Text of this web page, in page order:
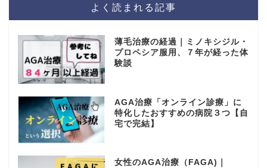
よく読まれる記事
薄毛治療の経過｜ミノキシジル・
プロペシア服用、７年が経った体
験談
AGA治療「オンライン診療」に
特化したおすすめの病院３つ【自
宅で完結】
女性のAGA治療（FAGA)｜